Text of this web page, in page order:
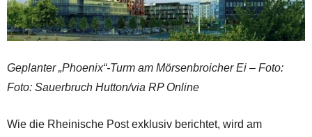
Geplanter „Phoenix“-Turm am Mörsenbroicher Ei – Foto:
Foto: Sauerbruch Hutton/via RP Online
Wie die Rheinische Post exklusiv berichtet, wird am